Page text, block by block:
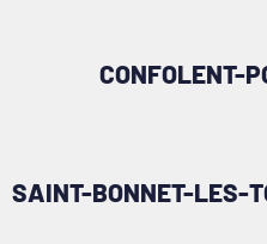
CONFOLENT-
SAINT-BONNET-LES-